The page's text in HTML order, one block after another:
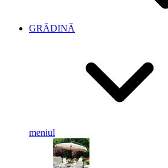
GRĂDINĂ
meniul